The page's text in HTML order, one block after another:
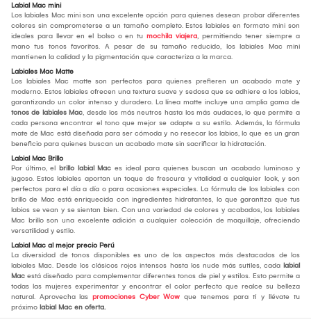
Labial Mac mini
Los labiales Mac mini son una excelente opción para quienes desean probar diferentes
colores sin comprometerse a un tamaño completo. Estos labiales en formato mini son
ideales para llevar en el bolso o en tu mochila viajera, permitiendo tener siempre a
mano tus tonos favoritos. A pesar de su tamaño reducido, los labiales Mac mini
mantienen la calidad y la pigmentación que caracteriza a la marca.
Labiales Mac Matte
Los labiales Mac matte son perfectos para quienes prefieren un acabado mate y
moderno. Estos labiales ofrecen una textura suave y sedosa que se adhiere a los labios,
garantizando un color intenso y duradero. La línea matte incluye una amplia gama de
tonos de labiales Mac, desde los más neutros hasta los más audaces, lo que permite a
cada persona encontrar el tono que mejor se adapte a su estilo. Además, la fórmula
mate de Mac está diseñada para ser cómoda y no resecar los labios, lo que es un gran
beneficio para quienes buscan un acabado mate sin sacrificar la hidratación.
Labial Mac Brillo
Por último, el brillo labial Mac es ideal para quienes buscan un acabado luminoso y
jugoso. Estos labiales aportan un toque de frescura y vitalidad a cualquier look, y son
perfectos para el día a día o para ocasiones especiales. La fórmula de los labiales con
brillo de Mac está enriquecida con ingredientes hidratantes, lo que garantiza que tus
labios se vean y se sientan bien. Con una variedad de colores y acabados, los labiales
Mac brillo son una excelente adición a cualquier colección de maquillaje, ofreciendo
versatilidad y estilo.
Labial Mac al mejor precio Perú
La diversidad de tonos disponibles es uno de los aspectos más destacados de los
labiales Mac. Desde los clásicos rojos intensos hasta los nude más sutiles, cada labial
Mac está diseñado para complementar diferentes tonos de piel y estilos. Esto permite a
todas las mujeres experimentar y encontrar el color perfecto que realce su belleza
natural. Aprovecha las promociones Cyber Wow que tenemos para ti y llévate tu
próximo labial Mac en oferta.